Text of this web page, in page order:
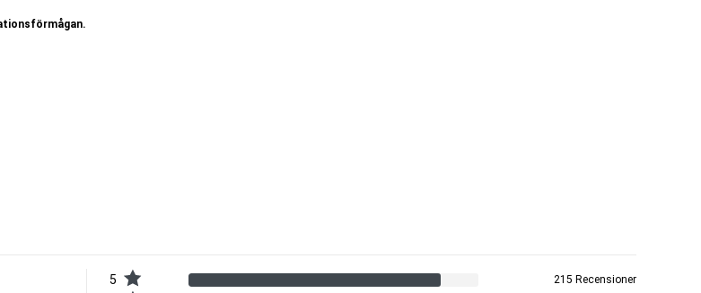
livsmedel.
fungera. Energin kroppen använder kallas för ATP
5 215 Recensioner